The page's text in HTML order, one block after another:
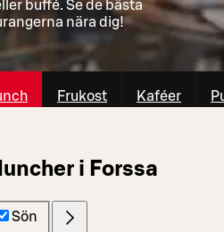
buffé. Se de bästa
nära dig!
Frukost Kaféer
i Forssa
Sön